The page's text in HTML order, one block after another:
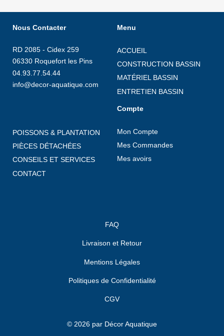
Nous Contacter
RD 2085 - Cidex 259
06330 Roquefort les Pins
04.93.77.54.44
info@decor-aquatique.com
Menu
ACCUEIL
CONSTRUCTION BASSIN
MATÉRIEL BASSIN
ENTRETIEN BASSIN
POISSONS & PLANTATION
PIÈCES DÉTACHÉES
CONSEILS ET SERVICES
CONTACT
Compte
Mon Compte
Mes Commandes
Mes avoirs
FAQ
Livraison et Retour
Mentions Légales
Politiques de Confidentialité
CGV
© 2026 par Décor Aquatique